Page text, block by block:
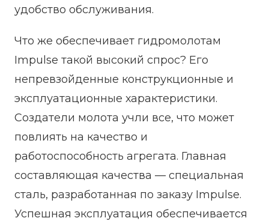
удобство обслуживания.
Что же обеспечивает гидромолотам
Impulse такой высокий спрос? Его
непревзойденные конструкционные и
эксплуатационные характеристики.
Создатели молота учли все, что может
повлиять на качество и
работоспособность агрегата. Главная
составляющая качества — специальная
сталь, разработанная по заказу Impulse.
Успешная эксплуатация обеспечивается